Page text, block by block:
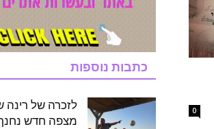
0
כתבות נוספות
לזכרה של רינה
מצפה חדש